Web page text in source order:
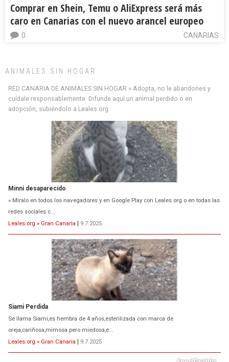
Comprar en Shein, Temu o AliExpress será más
caro en Canarias con el nuevo arancel europeo
CANARIAS
0
ANIMALES SIN HOGAR
RED CANARIA DE ANIMALES SIN HOGAR » Adopta, no le abandones y
cuídale responsablemente. Difunde aquí un animal perdido o en
adopción, subiéndolo a Leales.org
Minni desaparecido
» Míralo en todos los navegadores y en Google Play con Leales.org o en todas las
redes sociales c...
Leales.org » Gran Canaria | 9.7.2025
Siami Perdida
Se llama Siami,es hembra de 4 años,esterilizada con marca de
oreja,cariñosa,mimosa pero miedosa,e...
Leales.org » Gran Canaria | 9.7.2025